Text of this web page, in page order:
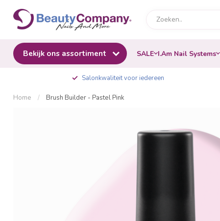
Bekijk ons assortiment SALE I.Am Nail Systems
Salonkwaliteit voor iedereen
Home / Brush Builder - Pastel Pink